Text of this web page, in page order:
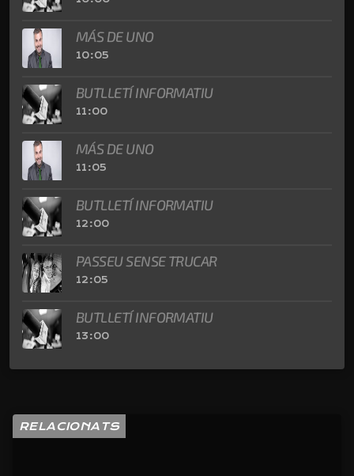
MÁS DE UNO
10:05
BUTLLETÍ INFORMATIU
11:00
MÁS DE UNO
11:05
BUTLLETÍ INFORMATIU
12:00
PASSEU SENSE TRUCAR
12:05
BUTLLETÍ INFORMATIU
13:00
RELACIONATS